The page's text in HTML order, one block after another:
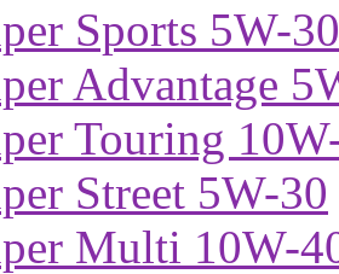
Sports 5W-30
Advantage
Touring
Street 5W-30
Multi 10W-